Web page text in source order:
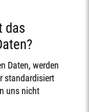
das
Daten, werden
standardisiert
uns nicht